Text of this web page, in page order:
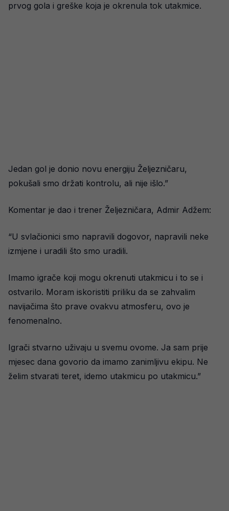
prvog gola i greške koja je okrenula tok utakmice.
Jedan gol je donio novu energiju Željezničaru,
pokušali smo držati kontrolu, ali nije išlo.”
Komentar je dao i trener Željezničara, Admir Adžem:
“U svlačionici smo napravili dogovor, napravili neke
izmjene i uradili što smo uradili.
Imamo igrače koji mogu okrenuti utakmicu i to se i
ostvarilo. Moram iskoristiti priliku da se zahvalim
navijačima što prave ovakvu atmosferu, ovo je
fenomenalno.
Igrači stvarno uživaju u svemu ovome. Ja sam prije
mjesec dana govorio da imamo zanimljivu ekipu. Ne
želim stvarati teret, idemo utakmicu po utakmicu.”